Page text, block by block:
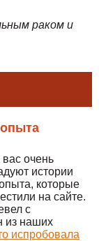
раком и
очень
истории
которые
на сайте.
с
из наших
испробовала